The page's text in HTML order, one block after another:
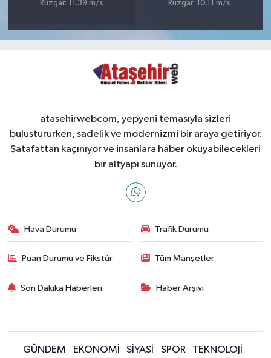
Rüzgar: 11.39 m/s
Rüzgar: 10.11 m/s
atasehirwebcom, yepyeni temasıyla sizleri
buluştururken, sadelik ve modernizmi bir araya getiriyor.
Şatafattan kaçınıyor ve insanlara haber okuyabilecekleri
bir altyapı sunuyor.
Hava Durumu Trafik Durumu
Puan Durumu ve Fikstür Tüm Manşetler
Son Dakika Haberleri Haber Arşivi
GÜNDEM EKONOMİ SİYASİ SPOR TEKNOLOJİ